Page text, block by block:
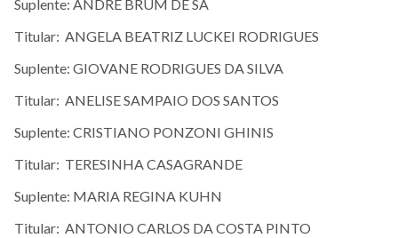
Suplente: ANDRE BRUM DE SA
Titular: ANGELA BEATRIZ LUCKEI RODRIGUES
Suplente: GIOVANE RODRIGUES DA SILVA
Titular: ANELISE SAMPAIO DOS SANTOS
Suplente: CRISTIANO PONZONI GHINIS
Titular: TERESINHA CASAGRANDE
Suplente: MARIA REGINA KUHN
Titular: ANTONIO CARLOS DA COSTA PINTO